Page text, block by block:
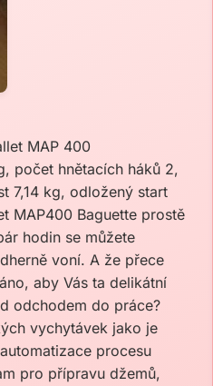
MAP 400
počet hnětacích háků 2,
7,14 kg, odložený start
MAP400 Baguette prostě
hodin se můžete
voní. A že přece
aby Vás ta delikátní
odchodem do práce?
vychytávek jako je
procesu
pro přípravu džemů,